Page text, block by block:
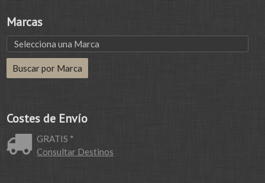
Marcas
Costes de Envío
GRATIS *
Consultar Destinos